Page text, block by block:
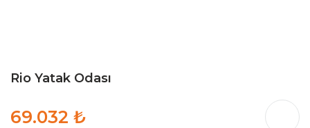
Rio Yatak Odası
69.032 ₺